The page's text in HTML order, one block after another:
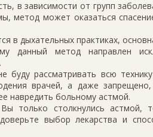
в зависимости от групп
метод может оказаться
в дыхательных практиках,
данный метод направлен
буду рассматривать всю
врачей, а даже
навредить больному астмой.
только столкнулись астмой,
выбор лекарства и